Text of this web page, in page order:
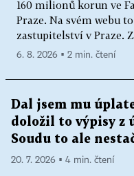
160 milionů korun ve
Praze. Na svém webu
zastupitelství v Praze.
6. 8. 2026 ▪ 2 min. čtení
Dal jsem mu
doložil to výpisy z
Soudu to ale
20. 7. 2026 ▪ 4 min. čtení